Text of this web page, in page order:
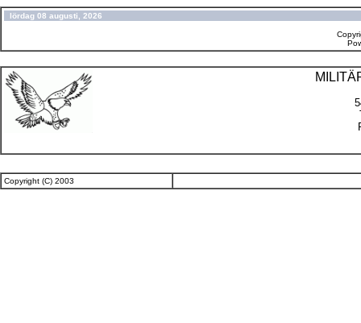
lördag 08 augusti, 2026
Copyright (C) 2003